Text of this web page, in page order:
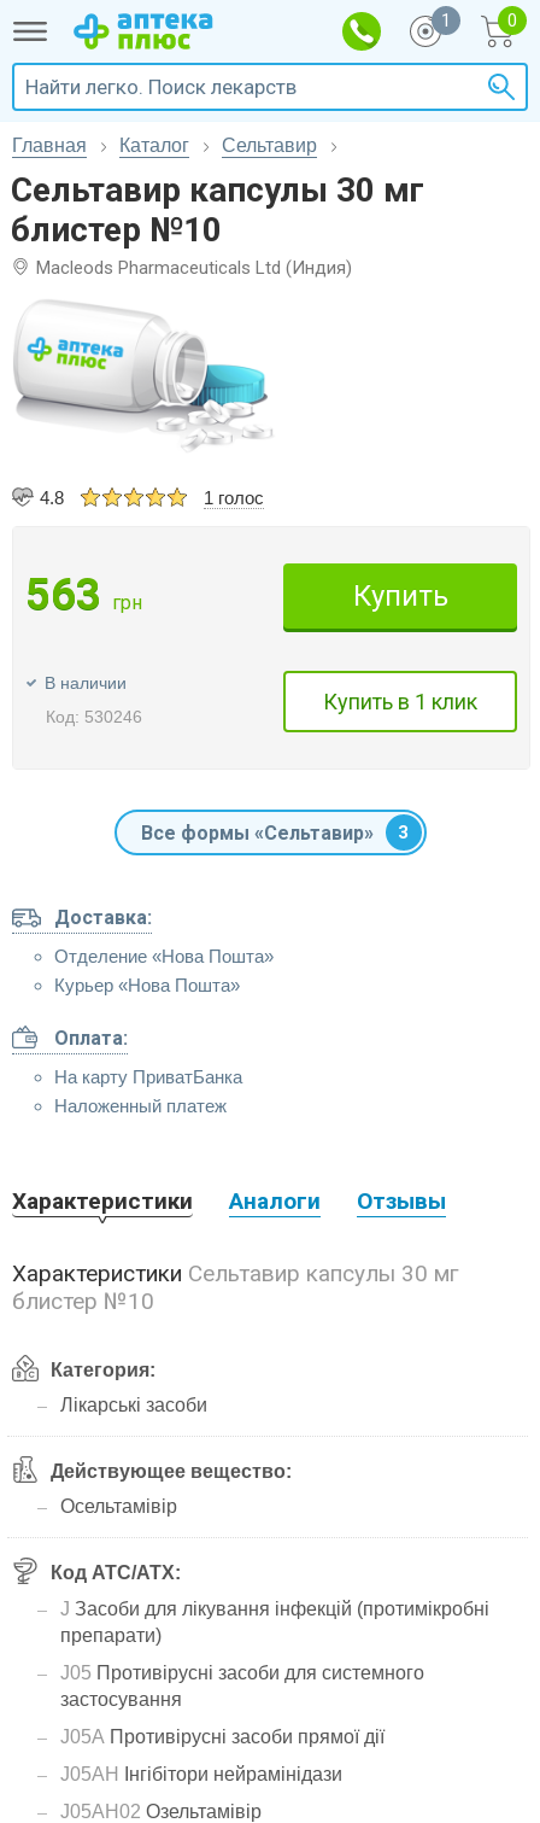
1
Главная Каталог Сельтавир
Сельтавир капсулы 30 мг
блистер №10
Macleods Pharmaceuticals Ltd (Индия)
4.8 1 голос
563 грн
В наличии
Код: 530246
Купить
Купить в 1 клик
Все формы «Сельтавир» 3
Доставка:
Отделение «Нова Пошта»
Курьер «Нова Пошта»
Оплата:
На карту ПриватБанка
Наложенный платеж
Характеристики Аналоги Отзывы
Характеристики Сельтавир капсулы 30 мг
блистер №10
Категория:
Лікарські засоби
Действующее вещество:
Осельтамівір
Код АТС/ATX:
J Засоби для лікування інфекцій (протимікробні
препарати)
J05 Противірусні засоби для системного
застосування
J05A Противірусні засоби прямої дії
J05AH
Інгібітори нейрамінідази
J05AH02 Озельтамівір